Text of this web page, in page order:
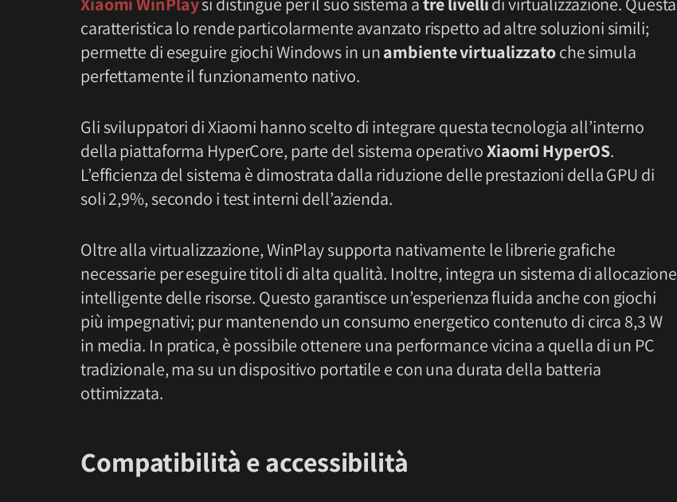
caratteristica lo rende particolarmente avanzato rispetto ad altre soluzioni simili;
permette di eseguire giochi Windows in unambiente virtualizzatoche simula
perfettamente il funzionamento nativo.
Gli sviluppatori di Xiaomi hanno scelto di integrare questa tecnologia all’interno
della piattaforma HyperCore, parte del sistema operativoXiaomi HyperOS.
L’efficienza del sistema è dimostrata dalla riduzione delle prestazioni della GPU di
soli 2,9%, secondo i test interni dell’azienda.
Oltre alla virtualizzazione, WinPlay supporta nativamente le librerie grafiche
necessarie per eseguire titoli di alta qualità. Inoltre, integra un sistema di allocazione
intelligente delle risorse. Questo garantisce un’esperienza fluida anche con giochi
più impegnativi; pur mantenendo un consumo energetico contenuto di circa 8,3 W
in media. In pratica, è possibile ottenere una performance vicina a quella di un PC
tradizionale, ma su un dispositivo portatile e con una durata della batteria
ottimizzata.
Compatibilità e accessibilità